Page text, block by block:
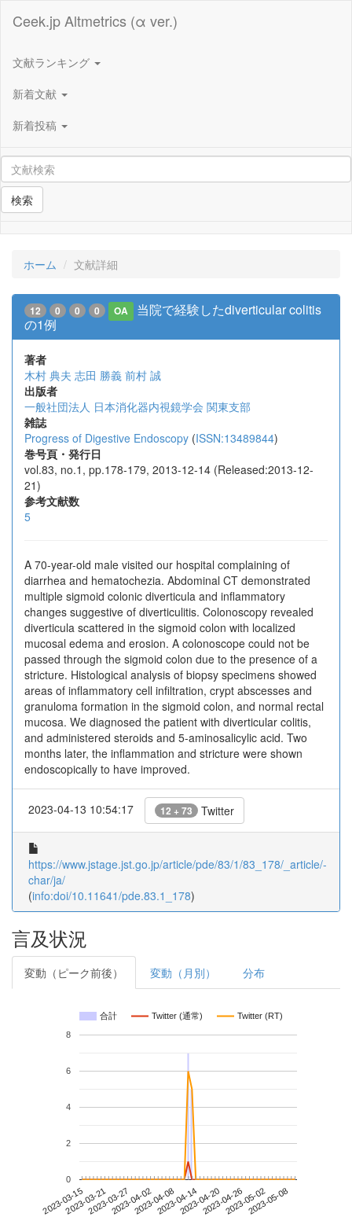
Ceek.jp Altmetrics (α ver.)
文献ランキング
新着文献
新着投稿
検索
ホーム 文献詳細
12 0 0 0 OA
当院で経験したdiverticular colitis
の1例
著者
木村 典夫 志田 勝義 前村 誠
出版者
一般社団法人 日本消化器内視鏡学会 関東支部
雑誌
Progress of Digestive Endoscopy (ISSN:13489844)
巻号頁・発行日
vol.83, no.1, pp.178-179, 2013-12-14 (Released:2013-12-
21)
参考文献数
5
A 70-year-old male visited our hospital complaining of
diarrhea and hematochezia. Abdominal CT demonstrated
multiple sigmoid colonic diverticula and inflammatory
changes suggestive of diverticulitis. Colonoscopy revealed
diverticula scattered in the sigmoid colon with localized
mucosal edema and erosion. A colonoscope could not be
passed through the sigmoid colon due to the presence of a
stricture. Histological analysis of biopsy specimens showed
areas of inflammatory cell infiltration, crypt abscesses and
granuloma formation in the sigmoid colon, and normal rectal
mucosa. We diagnosed the patient with diverticular colitis,
and administered steroids and 5-aminosalicylic acid. Two
months later, the inflammation and stricture were shown
endoscopically to have improved.
2023-04-13 10:54:17 12 + 73 Twitter
https://www.jstage.jst.go.jp/article/pde/83/1/83_178/_article/-
char/ja/
(info:doi/10.11641/pde.83.1_178)
言及状況
変動（ピーク前後） 変動（月別） 分布
合計 Twitter (通常) Twitter (RT)
2023-03-152023-03-212023-03-272023-04-022023-04-082023-04-142023-04-202023-04-262023-05-022023-05-08
0
2
4
6
8